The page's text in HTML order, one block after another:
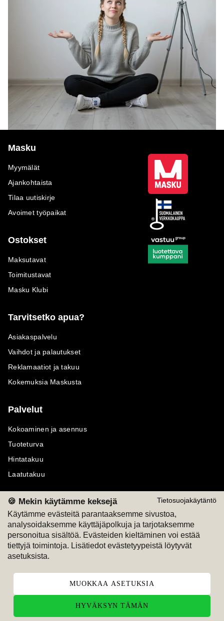
Tietosuojakäytäntö
🍪 Mekin käytämme keksejä
Käytämme evästeitä parantaaksemme sivustoa,
analysoidaksemme käyttäjäpolkuja ja tarjotaksemme
personoitua sisältöä. Evästeiden kieltäminen voi estää
tiettyjä toimintoja. Lisätiedot evästetyypeistä löytyvät
asetuksista.
MUOKKAA ASETUKSIA
HYVÄKSYN TÄMÄN
Masku
Myymälät
Ajankohtaista
Tilaa uutiskirje
Avoimet työpaikat
Ostokset
Maksutavat
Toimitustavat
Masku Klubi
Tarvitsetko apua?
Asiakaspalvelu
Vaihdot ja palautukset
Reklamaatiot ja takuu
Kokemuksia Maskusta
Palvelut
Kokoaminen ja asennus
Tuoteturva
Hintatakuu
Laatutakuu
Maksutavat
M
Seuraa meitä